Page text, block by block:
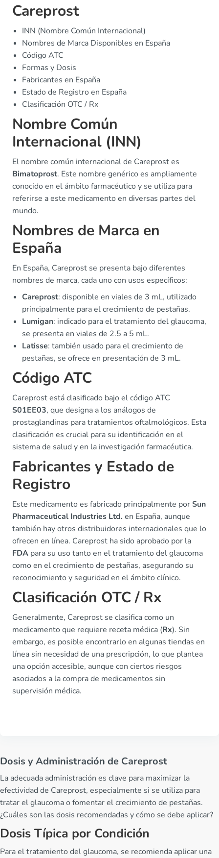
Careprost
INN (Nombre Común Internacional)
Nombres de Marca Disponibles en España
Código ATC
Formas y Dosis
Fabricantes en España
Estado de Registro en España
Clasificación OTC / Rx
Nombre Común
Internacional (INN)
El nombre común internacional de Careprost es
Bimatoprost. Este nombre genérico es ampliamente
conocido en el ámbito farmacéutico y se utiliza para
referirse a este medicamento en diversas partes del
mundo.
Nombres de Marca en
España
En España, Careprost se presenta bajo diferentes
nombres de marca, cada uno con usos específicos:
Careprost: disponible en viales de 3 mL, utilizado
principalmente para el crecimiento de pestañas.
Lumigan: indicado para el tratamiento del glaucoma,
se presenta en viales de 2.5 a 5 mL.
Latisse: también usado para el crecimiento de
pestañas, se ofrece en presentación de 3 mL.
Código ATC
Careprost está clasificado bajo el código ATC
S01EE03, que designa a los análogos de
prostaglandinas para tratamientos oftalmológicos. Esta
clasificación es crucial para su identificación en el
sistema de salud y en la investigación farmacéutica.
Fabricantes y Estado de
Registro
Este medicamento es fabricado principalmente porSun
Pharmaceutical Industries Ltd. en España, aunque
también hay otros distribuidores internacionales que lo
ofrecen en línea. Careprost ha sido aprobado por la
FDA para su uso tanto en el tratamiento del glaucoma
como en el crecimiento de pestañas, asegurando su
reconocimiento y seguridad en el ámbito clínico.
Clasificación OTC / Rx
Generalmente, Careprost se clasifica como un
medicamento que requiere receta médica (Rx). Sin
embargo, es posible encontrarlo en algunas tiendas en
línea sin necesidad de una prescripción, lo que plantea
una opción accesible, aunque con ciertos riesgos
asociados a la compra de medicamentos sin
supervisión médica.
Dosis y Administración de Careprost
La adecuada administración es clave para maximizar la
efectividad de Careprost, especialmente si se utiliza para
tratar el glaucoma o fomentar el crecimiento de pestañas.
¿Cuáles son las dosis recomendadas y cómo se debe aplicar?
Dosis Típica por Condición
Para el tratamiento del glaucoma, se recomienda aplicar una